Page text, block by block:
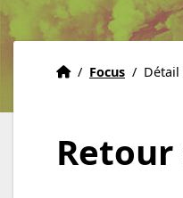
Accueil
Accueil
/ Focus / Détail